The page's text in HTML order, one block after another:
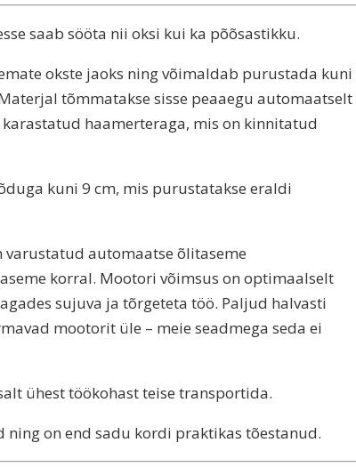
saab sööta nii oksi kui ka põõsastikku.
okste jaoks ning võimaldab purustada kuni
tõmmatakse sisse peaaegu automaatselt
haamerteraga, mis on kinnitatud
kuni 9 cm, mis purustatakse eraldi
automaatse õlitaseme
korral. Mootori võimsus on optimaalselt
sujuva ja tõrgeteta töö. Paljud halvasti
mootorit üle – meie seadmega seda ei
ühest töökohast teise transportida.
on end sadu kordi praktikas tõestanud.